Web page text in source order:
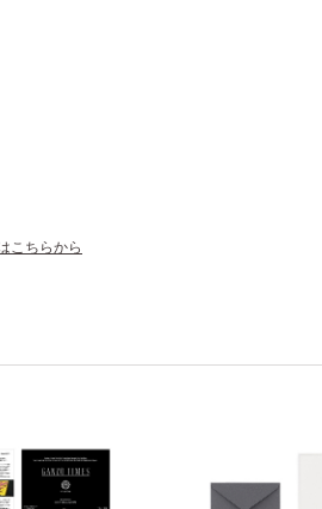
こちらから